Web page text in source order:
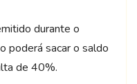
durante o
poderá sacar o saldo
de 40%.